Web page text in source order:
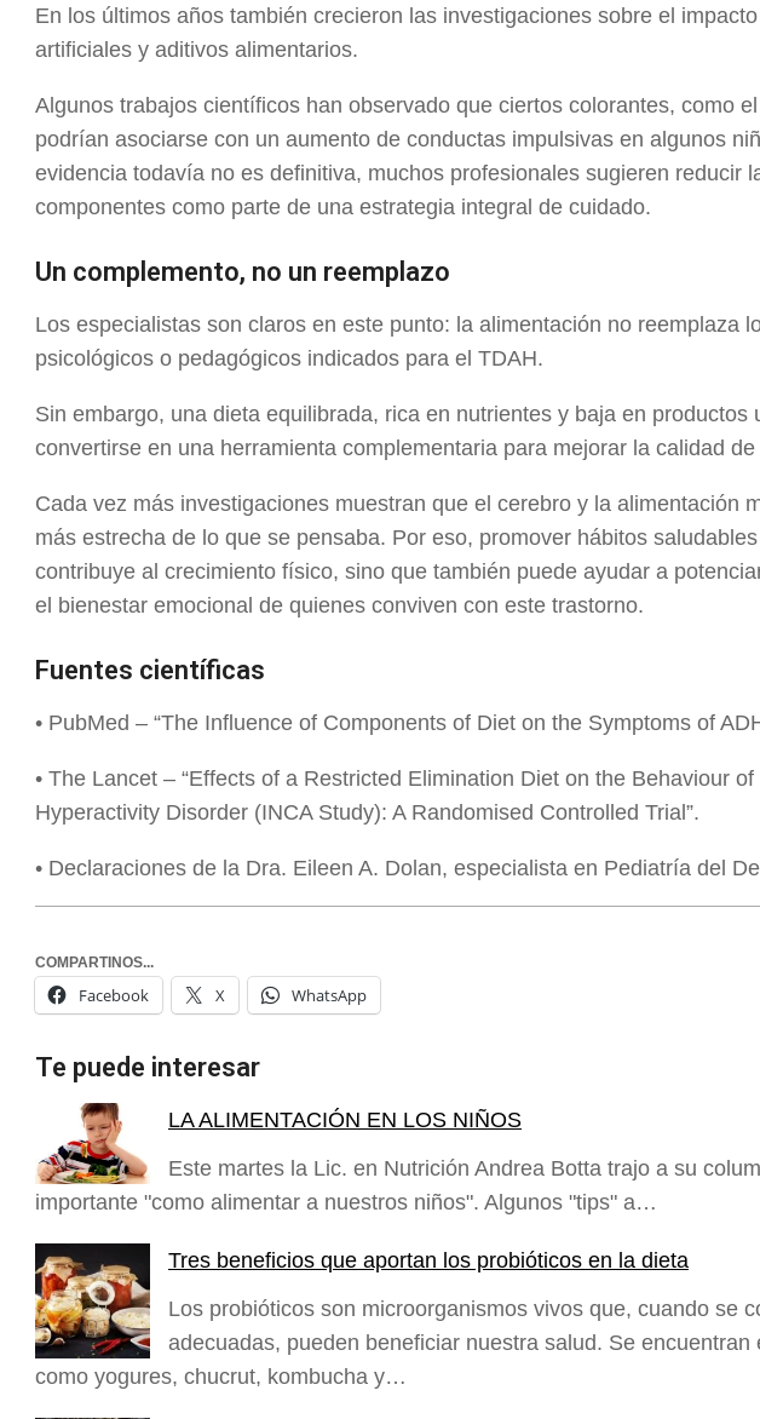
En los últimos años también crecieron las investigaciones sobre el
artificiales y aditivos alimentarios.
Algunos trabajos científicos han observado que ciertos colorantes, como
podrían asociarse con un aumento de conductas impulsivas en algunos
evidencia todavía no es definitiva, muchos profesionales sugieren reducir
componentes como parte de una estrategia integral de cuidado.
Un complemento, no un reemplazo
Los especialistas son claros en este punto: la alimentación no reemplaza
psicológicos o pedagógicos indicados para el TDAH.
Sin embargo, una dieta equilibrada, rica en nutrientes y baja en productos
convertirse en una herramienta complementaria para mejorar la calidad
Cada vez más investigaciones muestran que el cerebro y la alimentación
más estrecha de lo que se pensaba. Por eso, promover hábitos
contribuye al crecimiento físico, sino que también puede ayudar a
el bienestar emocional de quienes conviven con este trastorno.
Fuentes científicas
• PubMed – “The Influence of Components of Diet on the Symptoms of
• The Lancet – “Effects of a Restricted Elimination Diet on the Behaviour
Hyperactivity Disorder (INCA Study): A Randomised Controlled Trial”.
• Declaraciones de la Dra. Eileen A. Dolan, especialista en Pediatría del
COMPARTINOS...
Facebook X WhatsApp
Te puede interesar
LA ALIMENTACIÓN EN LOS NIÑOS
Este martes la Lic. en Nutrición Andrea Botta trajo a su
importante "como alimentar a nuestros niños". Algunos "tips" a…
Tres beneficios que aportan los probióticos en la dieta
Los probióticos son microorganismos vivos que, cuando se
adecuadas, pueden beneficiar nuestra salud. Se
como yogures, chucrut, kombucha y…